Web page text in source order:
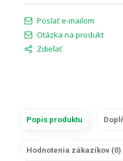
Poslať e-mailom
Otázka na produkt
Zdieľať
Popis produktu
Hodnotenia zákazíkov (0)